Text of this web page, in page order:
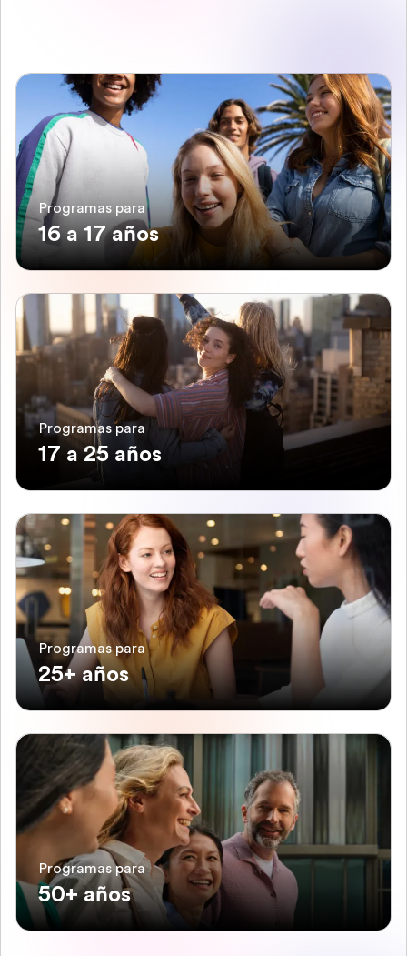
Programas para
16 a 17 años
Programas para
17 a 25 años
Programas para
25+ años
Programas para
50+ años